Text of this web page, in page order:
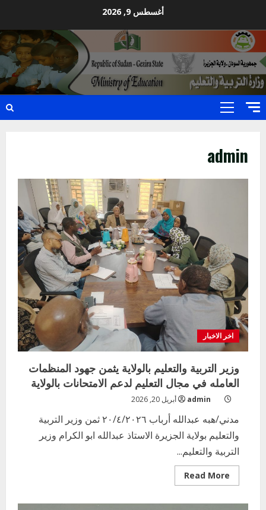
content
أغسطس 9, 2026
Primary
admin
اخر الاخبار
وزير التربية والتعليم بالولاية يثمن جهود المنظمات
العامله في مجال التعليم لدعم الامتحانات بالولاية
admin أبريل 20, 2026
مدني/هبه عبدالله أرباب ٢٠/٤/٢٠٢٦ ثمن وزير التربية
والتعليم بولاية الجزيرة الاستاذ عبدالله ابو الكرام وزير
التربية والتعليم...
Read More
more